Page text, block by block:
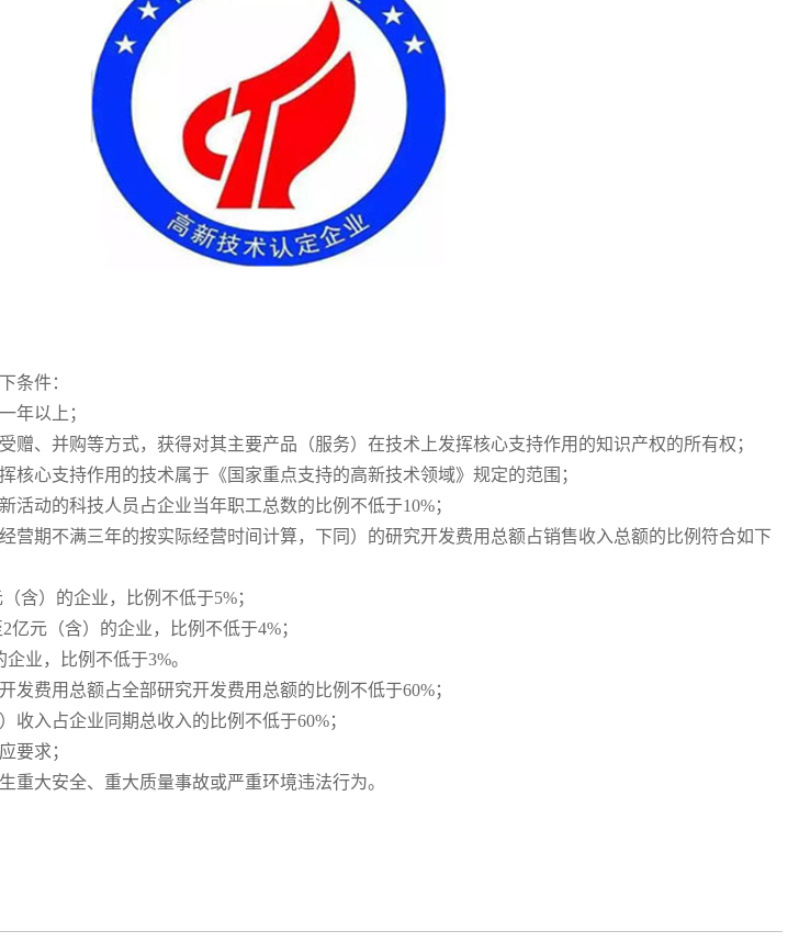
条件：
年以上；
赠、并购等方式，获得对其主要产品（服务）在技术上发挥核心支持作用的知识产权的所有权；
核心支持作用的技术属于《国家重点支持的高新技术领域》规定的范围；
活动的科技人员占企业当年职工总数的比例不低于10%；
营期不满三年的按实际经营时间计算，下同）的研究开发费用总额占销售收入总额的比例符合如下
含）的企业，比例不低于5%；
亿元（含）的企业，比例不低于4%；
业，比例不低于3%。
发费用总额占全部研究开发费用总额的比例不低于60%；
收入占企业同期总收入的比例不低于60%；
要求；
重大安全、重大质量事故或严重环境违法行为。